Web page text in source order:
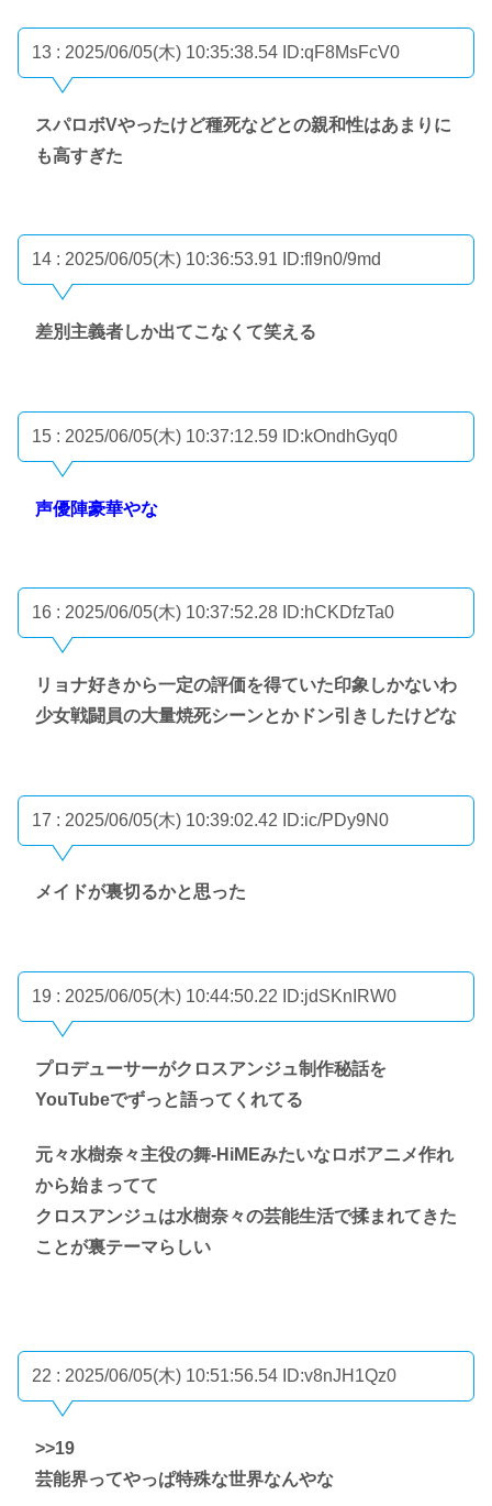
13 : 2025/06/05(木) 10:35:38.54 ID:qF8MsFcV0
スパロボVやったけど種死などとの親和性はあまりに
も高すぎた
14 : 2025/06/05(木) 10:36:53.91 ID:fl9n0/9md
差別主義者しか出てこなくて笑える
15 : 2025/06/05(木) 10:37:12.59 ID:kOndhGyq0
声優陣豪華やな
16 : 2025/06/05(木) 10:37:52.28 ID:hCKDfzTa0
リョナ好きから一定の評価を得ていた印象しかないわ
少女戦闘員の大量焼死シーンとかドン引きしたけどな
17 : 2025/06/05(木) 10:39:02.42 ID:ic/PDy9N0
メイドが裏切るかと思った
19 : 2025/06/05(木) 10:44:50.22 ID:jdSKnIRW0
プロデューサーがクロスアンジュ制作秘話を
YouTubeでずっと語ってくれてる
元々水樹奈々主役の舞-HiMEみたいなロボアニメ作れ
から始まってて
クロスアンジュは水樹奈々の芸能生活で揉まれてきた
ことが裏テーマらしい
22 : 2025/06/05(木) 10:51:56.54 ID:v8nJH1Qz0
>>19
芸能界ってやっぱ特殊な世界なんやな